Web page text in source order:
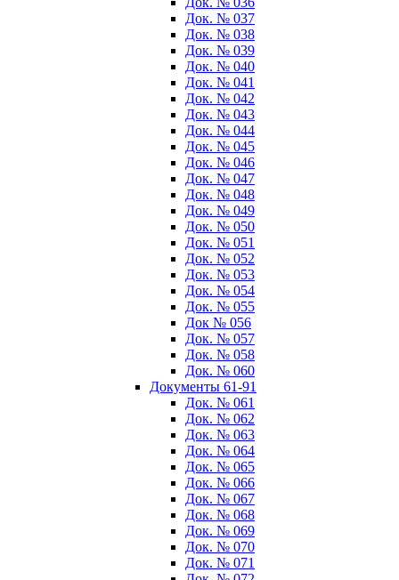
Док. № 037
Док. № 038
Док. № 039
Док. № 040
Док. № 041
Док. № 042
Док. № 043
Док. № 044
Док. № 045
Док. № 046
Док. № 047
Док. № 048
Док. № 049
Док. № 050
Док. № 051
Док. № 052
Док. № 053
Док. № 054
Док. № 055
Док № 056
Док. № 057
Док. № 058
Док. № 060
Документы 61-91
Док. № 061
Док. № 062
Док. № 063
Док. № 064
Док. № 065
Док. № 066
Док. № 067
Док. № 068
Док. № 069
Док. № 070
Док. № 071